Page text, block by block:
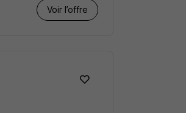
Voir l’offre